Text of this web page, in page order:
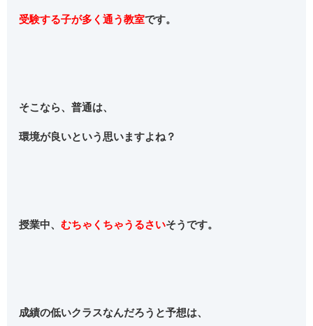
受験する子が多く通う教室です。
そこなら、普通は、
環境が良いという思いますよね？
授業中、むちゃくちゃうるさいそうです。
成績の低いクラスなんだろうと予想は、